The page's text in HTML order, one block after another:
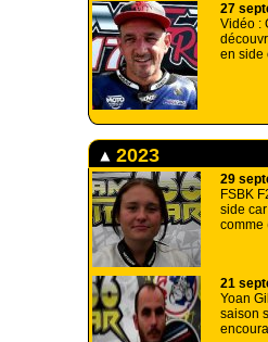
27
Vidéo :
en side
2023
29
FSBK
side
21
Yoan
saison